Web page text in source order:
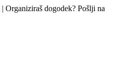
| Organiziraš dogodek? Pošlji na